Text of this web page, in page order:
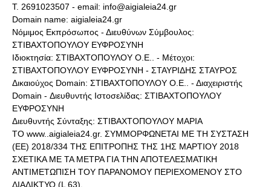
Τ. 2691023507 - email: info@aigialeia24.gr
Domain name: aigialeia24.gr
Νόμιμος Εκπρόσωπος - Διευθύνων Σύμβουλος:
ΣΤΙΒΑΧΤΟΠΟΥΛΟΥ ΕΥΦΡΟΣΥΝΗ
Ιδιοκτησία: ΣΤΙΒΑΧΤΟΠΟΥΛΟΥ Ο.Ε.. - Μέτοχοι:
ΣΤΙΒΑΧΤΟΠΟΥΛΟΥ ΕΥΦΡΟΣΥΝΗ - ΣΤΑΥΡΙΔΗΣ ΣΤΑΥΡΟΣ
Δικαιούχος Domain: ΣΤΙΒΑΧΤΟΠΟΥΛΟΥ Ο.Ε.. - Διαχειριστής
Domain - Διευθυντής Ιστοσελίδας: ΣΤΙΒΑΧΤΟΠΟΥΛΟΥ
ΕΥΦΡΟΣΥΝΗ
Διευθυντής Σύνταξης: ΣΤΙΒΑΧΤΟΠΟΥΛΟΥ ΜΑΡΙΑ
ΤΟ www..aigialeia24.gr. ΣΥΜΜΟΡΦΩΝΕΤΑΙ ΜΕ ΤΗ ΣΥΣΤΑΣΗ
(ΕΕ) 2018/334 ΤΗΣ ΕΠΙΤΡΟΠΗΣ ΤΗΣ 1ΗΣ ΜΑΡΤΙΟΥ 2018
ΣΧΕΤΙΚΑ ΜΕ ΤΑ ΜΕΤΡΑ ΓΙΑ ΤΗΝ ΑΠΟΤΕΛΕΣΜΑΤΙΚΗ
ΑΝΤΙΜΕΤΩΠΙΣΗ ΤΟΥ ΠΑΡΑΝΟΜΟΥ ΠΕΡΙΕΧΟΜΕΝΟΥ ΣΤΟ
ΔΙΑΔΙΚΤΥΟ (L 63).